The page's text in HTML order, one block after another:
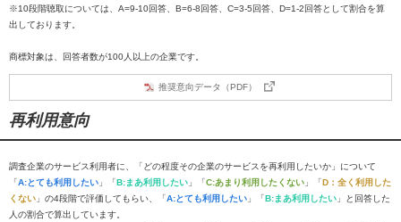
※10段階聴取については、A=9-10回答、B=6-8回答、C=3-5回答、D=1-2回答として割合を算
出しております。
商標対象は、回答者数が100人以上の企業です。
推奨意向データ（PDF）
再利用意向
調査企業のサービス利用者に、「どの程度その企業のサービスを再利用したいか」について
「A:とても利用したい 」「B:まあ利用したい 」「C:あまり利用したくない 」「D：全く利用した
くない 」の4段階で評価してもらい、「A:とても利用したい 」「B:まあ利用したい 」と回答した
人の割合で算出しています。